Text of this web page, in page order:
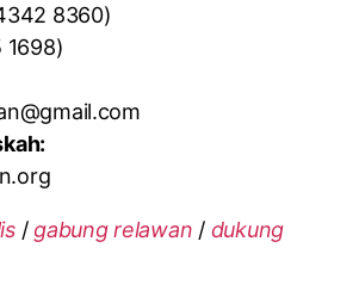
8360)
1698)
/ gabung relawan / dukung